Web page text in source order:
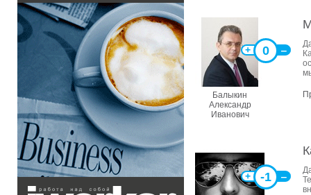
Балыкин
Александр
Иванович
0
+ ‒
-1
+ ‒